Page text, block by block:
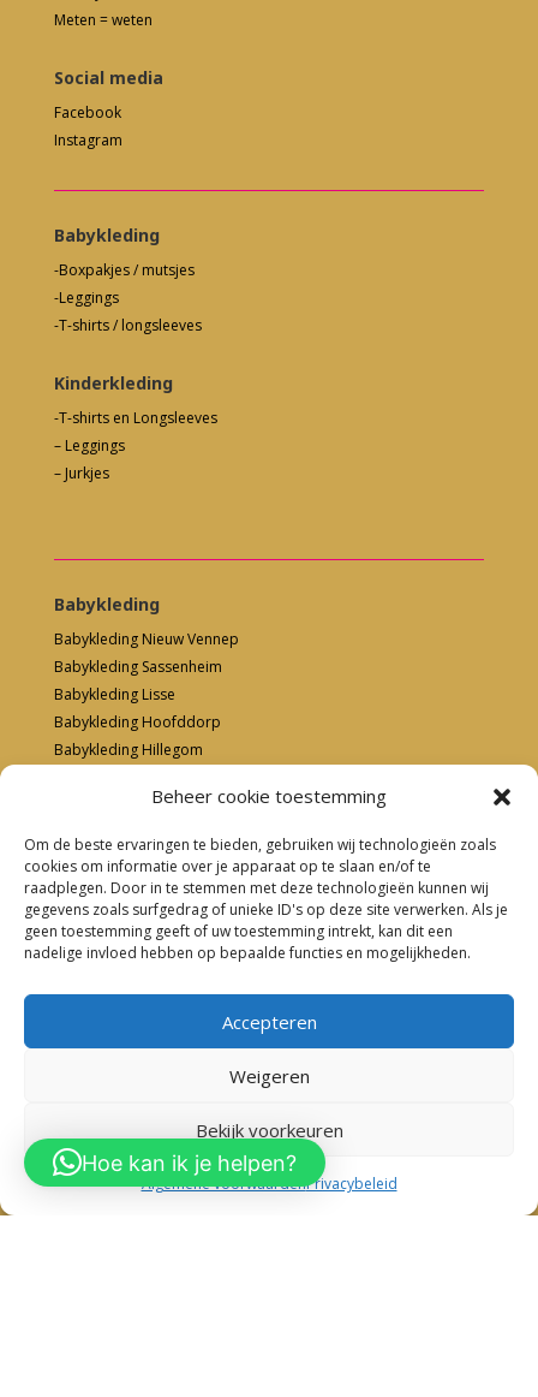
Beheer cookie toestemming
Om de beste ervaringen te bieden, gebruiken wij technologieën zoals
cookies om informatie over je apparaat op te slaan en/of te
raadplegen. Door in te stemmen met deze technologieën kunnen wij
gegevens zoals surfgedrag of unieke ID's op deze site verwerken. Als je
geen toestemming geeft of uw toestemming intrekt, kan dit een
nadelige invloed hebben op bepaalde functies en mogelijkheden.
Accepteren
Weigeren
Bekijk voorkeuren
Algemene voorwaardenPrivacybeleid
Meten = weten
Social media
Facebook
Instagram
Babykleding
-Boxpakjes / mutsjes
-Leggings
-T-shirts / longsleeves
Kinderkleding
-T-shirts en Longsleeves
– Leggings
– Jurkjes
Babykleding
Babykleding Nieuw Vennep
Babykleding Sassenheim
Babykleding Lisse
Babykleding Hoofddorp
Babykleding Hillegom
Kinderkleding
Kinderkleding Nieuw Vennep
Kinderkleding Sassenheim
Kinderkleding Lisse
Kinderkleding Hoofddorp
Kinderkleding Hillegom
Copyright 2023 – Dieuw Babykleding & Kinderkleding
Hoe kan ik je helpen?